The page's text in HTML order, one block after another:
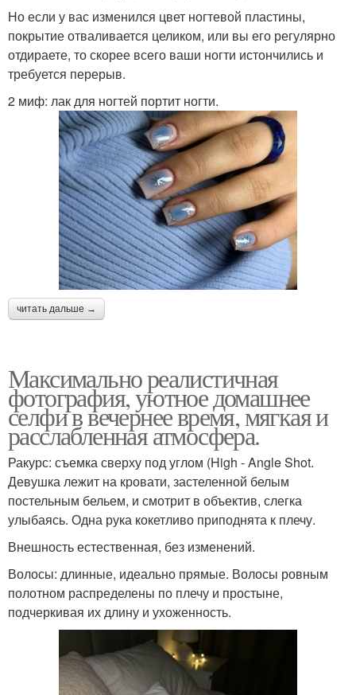
Но если у вас изменился цвет ногтевой пластины,
покрытие отваливается целиком, или вы его регулярно
отдираете, то скорее всего ваши ногти истончились и
требуется перерыв.
2 миф: лак для ногтей портит ногти.
читать дальше →
Максимально реалистичная
фотография, уютное домашнее
селфи в вечернее время, мягкая и
расслабленная атмосфера.
Ракурс: съемка сверху под углом (High - Angle Shot.
Девушка лежит на кровати, застеленной белым
постельным бельем, и смотрит в объектив, слегка
улыбаясь. Одна рука кокетливо приподнята к плечу.
Внешность естественная, без изменений.
Волосы: длинные, идеально прямые. Волосы ровным
полотном распределены по плечу и простыне,
подчеркивая их длину и ухоженность.